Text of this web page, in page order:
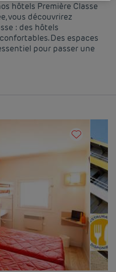
hôtels Première Classe
vous découvrirez
: des hôtels
Des espaces
pour passer une